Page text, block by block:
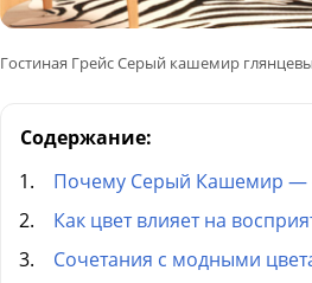
Гостиная Грейс Серый кашемир
Содержание:
Почему Серый Кашемир —
Как цвет влияет на
Сочетания с модными